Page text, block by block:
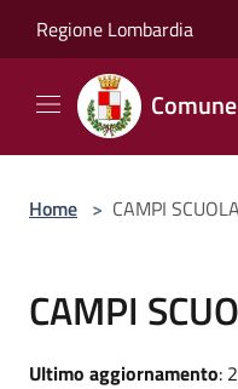
Regione Lombardia
Home > CAMPI
CAMPI
Ultimo aggiornamento: